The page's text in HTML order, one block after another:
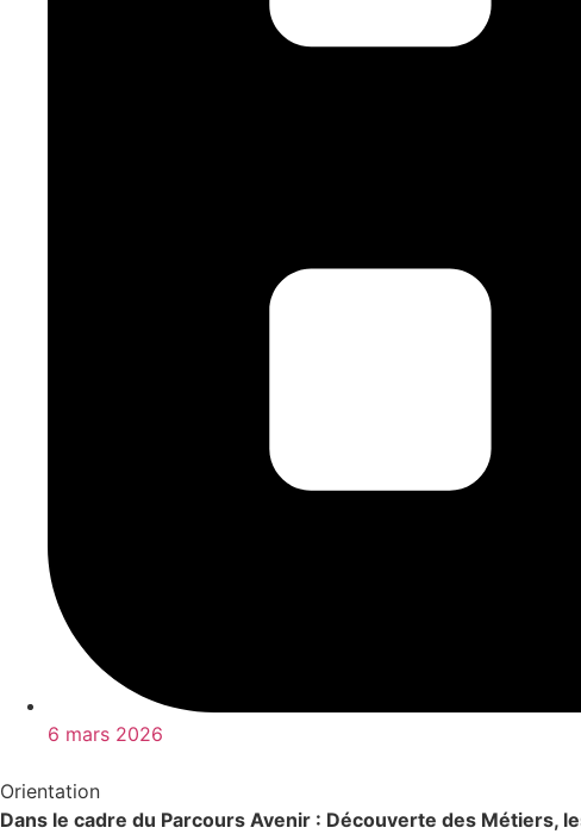
6 mars 2026
Orientation
Dans le cadre du Parcours Avenir : Découverte des Métiers,